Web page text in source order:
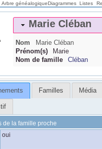
Arbre généalogiqueDiagrammes Listes
Marie Cléban
Nom Marie Cléban
Prénom(s)
Marie
Nom de famille
Cléban
Familles Média
de la famille proche
oui